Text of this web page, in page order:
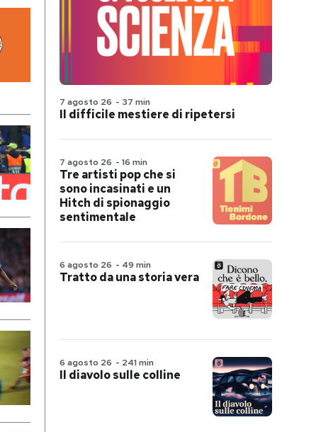
7 agosto 26 - 37 min
Il difficile mestiere di ripetersi
7 agosto 26 - 16 min
Tre artisti pop che si
sono incasinati e un
Hitch di spionaggio
sentimentale
6 agosto 26 - 49 min
Tratto da una storia vera
6 agosto 26 - 241 min
Il diavolo sulle colline